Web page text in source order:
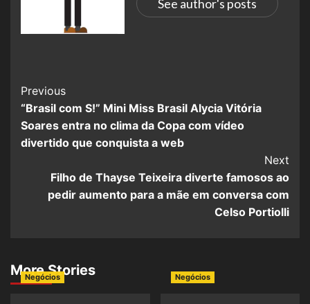
See author's posts
Previous
“Brasil com S!” Mini Miss Brasil Alycia Vitória
Soares entra no clima da Copa com vídeo
divertido que conquista a web
Next
Filho de Thayse Teixeira diverte famosos ao
pedir aumento para a mãe em conversa com
Celso Portiolli
More Stories
Negócios Negócios